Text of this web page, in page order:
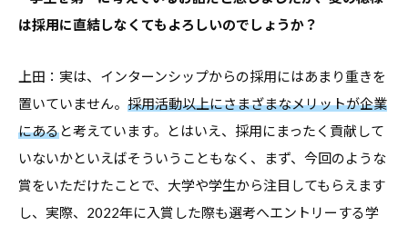
は採用に直結しなくてもよろしいのでしょうか？
上田：実は、インターンシップからの採用にはあまり重きを
置いていません。 採用活動以上にさまざまなメリットが企業
にあると考えています。とはいえ、採用にまったく貢献して
いないかといえばそういうこともなく、まず、今回のような
賞をいただけたことで、大学や学生から注目してもらえます
し、実際、2022年に入賞した際も選考へエントリーする学